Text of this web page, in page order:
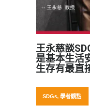
王永慈談
是基本生活
生存有最直
SDGs, 學者觀點